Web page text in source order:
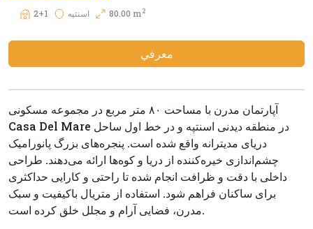
2+1 اسنتپه 80.00 m2
معرفي
آپارتمان مدرن با مساحت ۸۰ متر مربع در مجموعه مسکونی
Casa Del Mare در منطقه دیدنی اسنتپه و در خط اول ساحل
دریای مدیترانه واقع شده است. پنجره‌های بزرگ پانورامیک
چشم‌اندازی خیره‌کننده از دریا و کوه‌ها ارائه می‌دهند. طراحی
داخلی با دقت و ظرافت انجام شده تا راحتی و کارایی حداکثری
برای ساکنان فراهم شود. استفاده از متریال باکیفیت و سبک
مدرن، فضایی آرام و مجلل خلق کرده است.